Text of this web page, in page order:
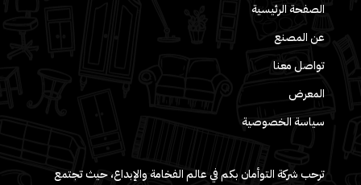
الصفحة الرئيسية
عن المصنع
تواصل معنا
المعرض
سياسة الخصوصية
ترحب شركة التوأمان بكم في عالم الفخامة والإبداع، حيث تجتمع